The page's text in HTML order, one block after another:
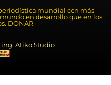
mundial con más
en desarrollo que en los
DONAR
Atiko.Studio